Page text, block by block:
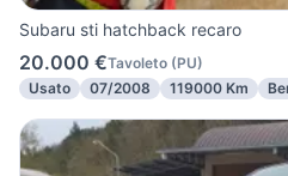
Subaru sti hatchback recaro
20.000 €Tavoleto (PU)
Usato
07/2008 119000 Km